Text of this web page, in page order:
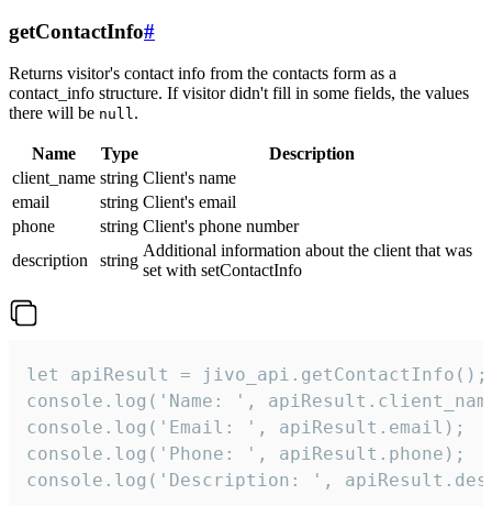
getContactInfo#
Returns visitor's contact info from the contacts form as a
contact_info structure. If visitor didn't fill in some fields, the values
there will be null.
Name Type
Description
client_name string Client's name
email
string Client's email
phone
string Client's phone number
description
string
Additional information about the client that was
set with setContactInfo
let apiResult = jivo_api.getContactInfo();
console.log('Name: ',
console.log('Email: ', apiResult.email);
console.log('Phone: ', apiResult.phone);
console.log('Description: ',